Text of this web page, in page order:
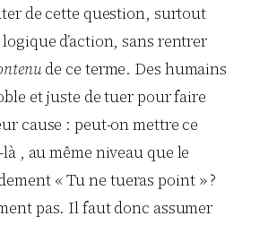
de cette question, surtout
d’action, sans rentrer
de ce terme. Des humains
et juste de tuer pour faire
cause : peut-on mettre ce
, au même niveau que le
« Tu ne tueras point » ?
pas. Il faut donc assumer